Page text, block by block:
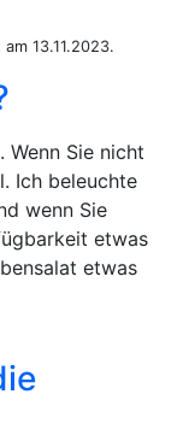
13.11.2023.
Wenn Sie nicht
Ich beleuchte
wenn Sie
etwas
etwas